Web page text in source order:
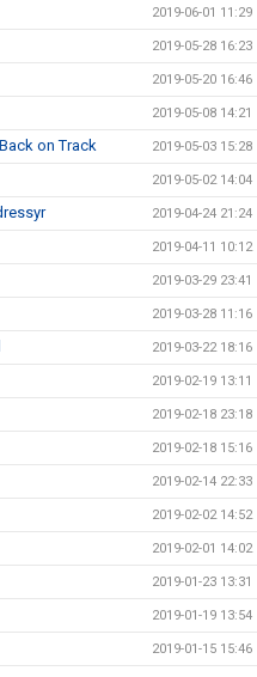
2019-06-01 11:29
2019-05-28 16:23
2019-05-20 16:46
2019-05-08 14:21
on Track 2019-05-03 15:28
2019-05-02 14:04
2019-04-24 21:24
2019-04-11 10:12
2019-03-29 23:41
2019-03-28 11:16
2019-03-22 18:16
2019-02-19 13:11
2019-02-18 23:18
2019-02-18 15:16
2019-02-14 22:33
2019-02-02 14:52
2019-02-01 14:02
2019-01-23 13:31
2019-01-19 13:54
2019-01-15 15:46